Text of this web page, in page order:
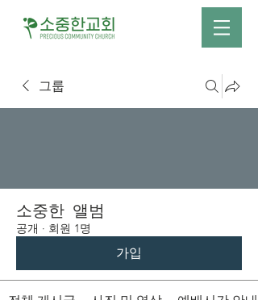
그룹
소중한 앨범
공개 · 회원 1명
가입